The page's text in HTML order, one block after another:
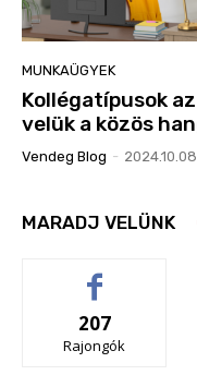
MUNKAÜGYEK
Kollégatípusok
velük a közös
Vendeg Blog - 2024.10.08.
MARADJ VELÜNK
207
Rajongók